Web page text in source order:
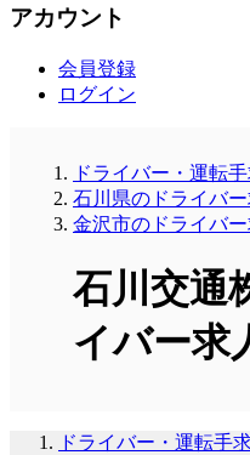
アカウント
会員登録
ログイン
ドライバー・運転手
石川県のドライバー
金沢市のドライバー
石川交通
イバー求
ドライバー・運転手